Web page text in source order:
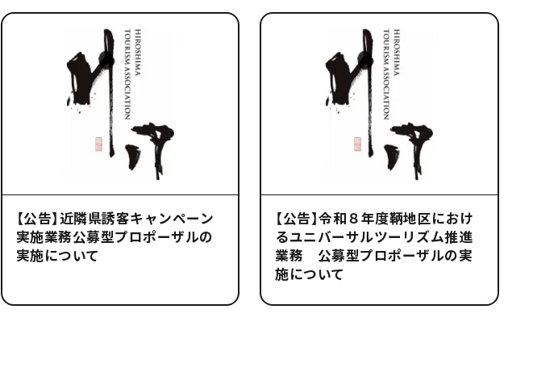
【公告】近隣県誘客キャンペーン
実施業務公募型プロポーザルの
実施について
【公告】令和８年度鞆地区におけ
るユニバーサルツーリズム推進
業務 公募型プロポーザルの実
施について